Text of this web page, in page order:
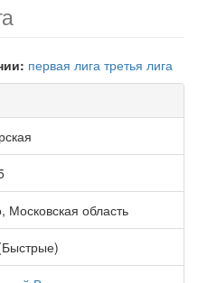
первая лига третья лига
Московская область